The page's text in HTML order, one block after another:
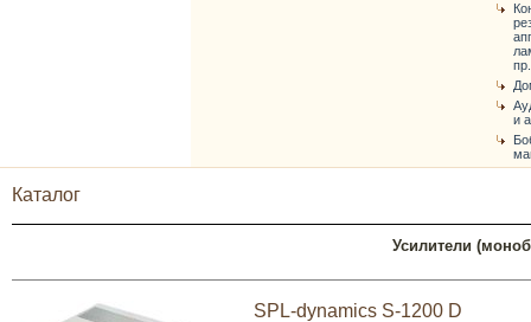
и
Каталог
Усилители
SPL-dynamics S-1200 D